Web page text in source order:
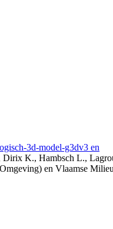
3d-model-g3dv3 en
K., Hambsch L.,
en Vlaamse